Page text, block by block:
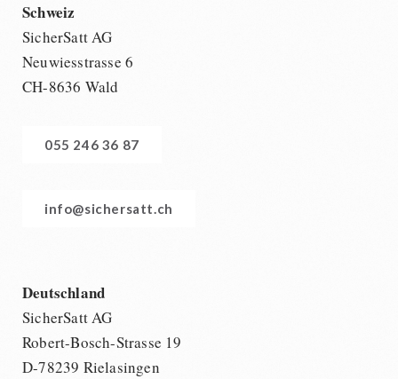
Schweiz
SicherSatt AG
Neuwiesstrasse 6
CH-8636 Wald
055 246 36 87
info@sichersatt.ch
Deutschland
SicherSatt AG
Robert-Bosch-Strasse 19
D-78239 Rielasingen